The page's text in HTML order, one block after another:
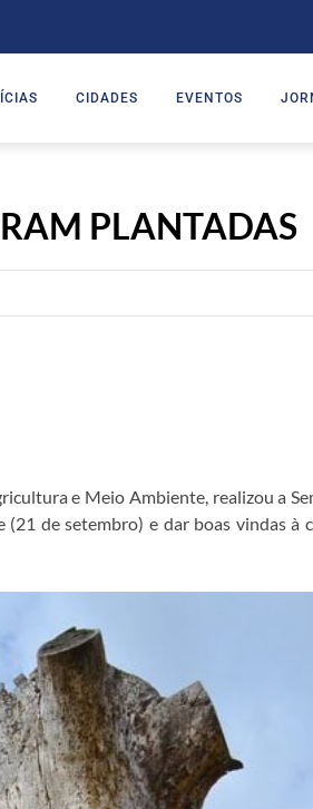
CIDADES EVENTOS
PLANTADAS
e Meio Ambiente, realizou a
de setembro) e dar boas vindas à